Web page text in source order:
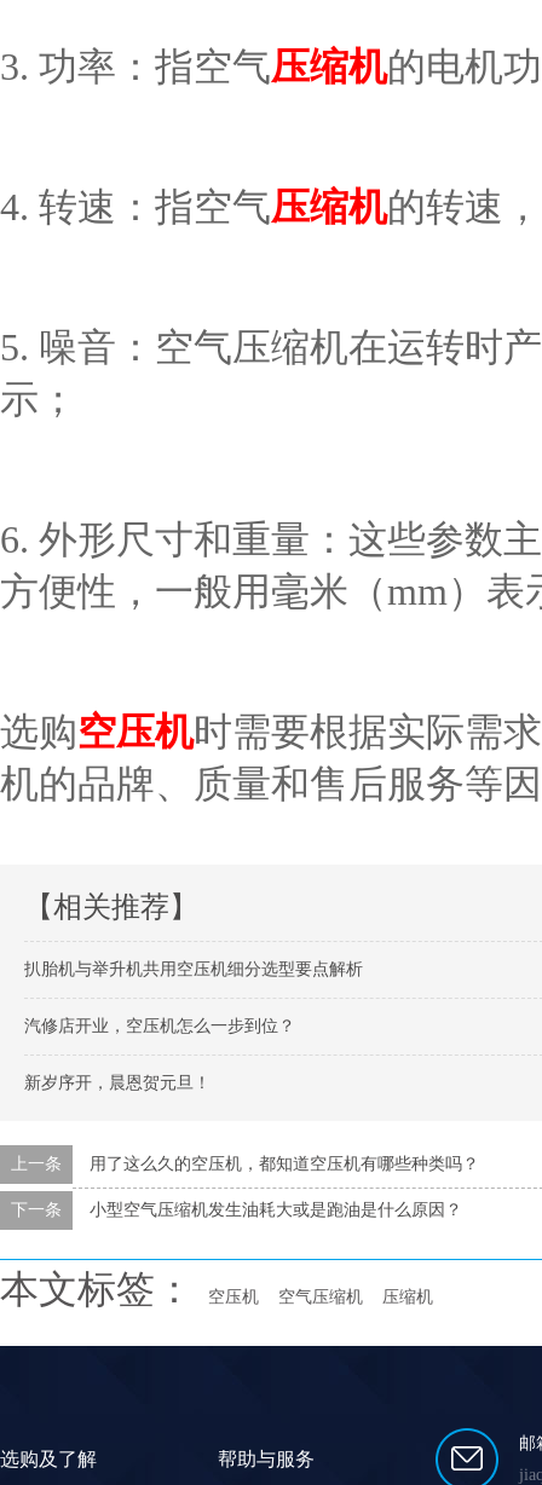
3. 功率：指空气压缩机的电机
4. 转速：指空气压缩机的转速
5. 噪音：空气压缩机在运转时
示；
6. 外形尺寸和重量：这些参数
方便性，一般用毫米（mm）
选购空压机时需要根据实际需
机的品牌、质量和售后服务等
【相关推荐】
扒胎机与举升机共用空压机细分选型要点解析
汽修店开业，空压机怎么一步到位？
新岁序开，晨恩贺元旦！
上一条 用了这么久的空压机，都知道空压机有哪些种类吗？
下一条 小型空气压缩机发生油耗大或是跑油是什么原因？
本文标签： 空压机 空气压缩机 压缩机
选购及了解 帮助与服务
邮